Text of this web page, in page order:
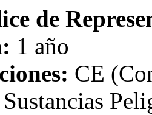
de
1 año
CE